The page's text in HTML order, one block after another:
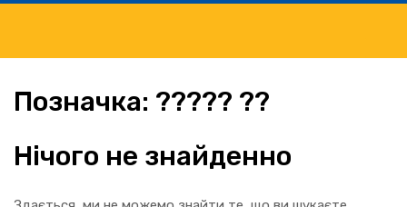
Позначка: ????? ??
Нічого не знайденно